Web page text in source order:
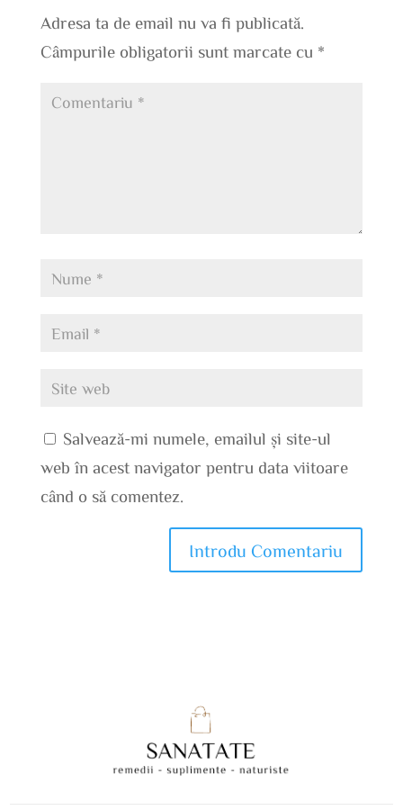
Adresa ta de email nu va fi publicată.
Câmpurile obligatorii sunt marcate cu *
Salvează-mi numele, emailul și site-ul
web în acest navigator pentru data viitoare
când o să comentez.